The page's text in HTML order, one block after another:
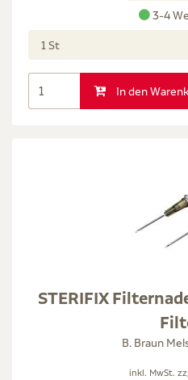
3-4
1 St
In den
STERIFIX
B. Braun
inkl. MwSt.